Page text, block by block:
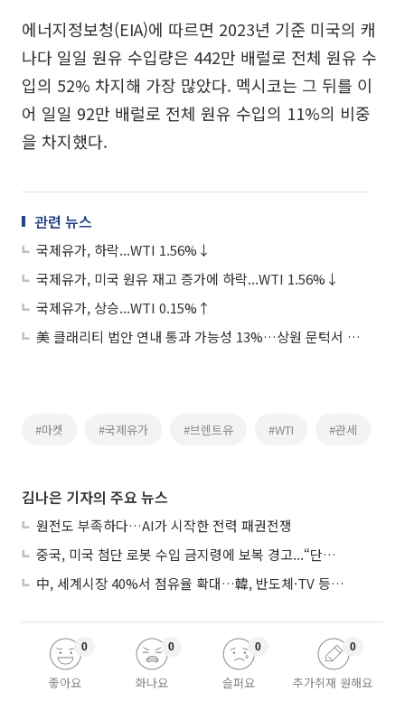
에너지정보청(EIA)에 따르면 2023년 기준 미국의 캐
나다 일일 원유 수입량은 442만 배럴로 전체 원유 수
입의 52% 차지해 가장 많았다. 멕시코는 그 뒤를 이
어 일일 92만 배럴로 전체 원유 수입의 11%의 비중
을 차지했다.
관련 뉴스
국제유가, 하락...WTI 1.56%↓
국제유가, 미국 원유 재고 증가에 하락...WTI 1.56%↓
국제유가, 상승...WTI 0.15%↑
美 클래리티 법안 연내 통과 가능성 13%…상원 문턱서 제동
#마켓 #국제유가 #브렌트유 #WTI #관세
김나은 기자의 주요 뉴스
원전도 부족하다…AI가 시작한 전력 패권전쟁
중국, 미국 첨단 로봇 수입 금지령에 보복 경고...“단호히 대응”
中, 세계시장 40%서 점유율 확대…韓, 반도체·TV 등 4개 품목 1위
좋아요
0
화나요
0
슬퍼요
0
추가취재 원해요
0